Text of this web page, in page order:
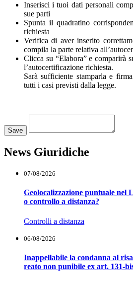
Inserisci i tuoi dati personali
sue parti
Spunta il quadratino
richiesta
Verifica di aver inserito
compila la parte relativa
Clicca su “Elabora” e comparirà
l’autocertificazione richiesta.
Sarà sufficiente stamparla e
tutti i casi previsti dalla legge.
Save
News Giuridiche
07/08/2026
Geolocalizzazione puntuale
o controllo a distanza?
Controlli a distanza
06/08/2026
Inappellabile la condanna al
reato non punibile ex art. 131-